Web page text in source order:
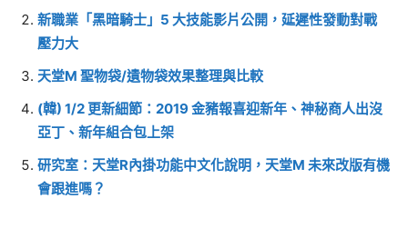
新職業「黑暗騎士」5 大技能影片公開，延遲性發動對戰
壓力大
天堂M 聖物袋/遺物袋效果整理與比較
(韓) 1/2 更新細節：2019 金豬報喜迎新年、神秘商人出沒
亞丁、新年組合包上架
研究室：天堂R內掛功能中文化說明，天堂M 未來改版有機
會跟進嗎？